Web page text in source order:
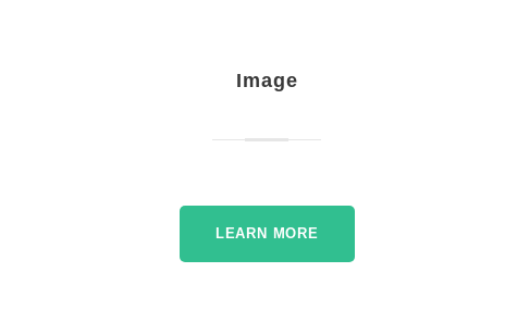
Image
LEARN MORE